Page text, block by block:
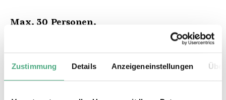
Zustimmung Details Anzeigeneinstellungen
Max. 30 Personen.
Sie können Ihre Tickets in unserem
Online-Shop
oder an der Kasse erwerben.